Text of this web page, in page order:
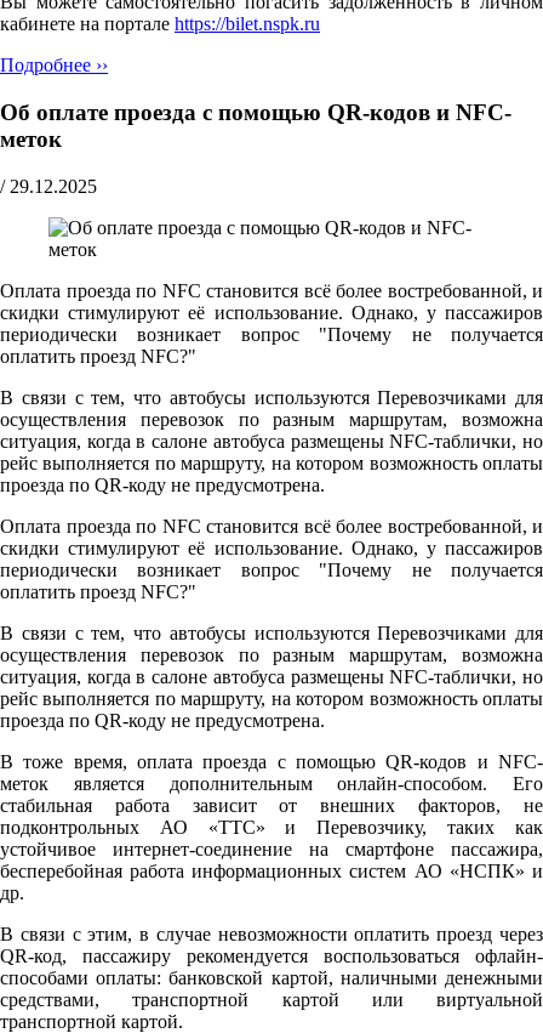
кабинете на портале https://bilet.nspk.ru
Подробнее ››
Об оплате проезда с помощью QR-кодов и NFC-
меток
/ 29.12.2025
Оплата проезда по NFC становится всё более востребованной, и
скидки стимулируют её использование. Однако, у пассажиров
периодически возникает вопрос "Почему не получается
оплатить проезд NFC?"
В связи с тем, что автобусы используются Перевозчиками для
осуществления перевозок по разным маршрутам, возможна
ситуация, когда в салоне автобуса размещены NFC-таблички, но
рейс выполняется по маршруту, на котором возможность оплаты
проезда по QR-коду не предусмотрена.
Оплата проезда по NFC становится всё более востребованной, и
скидки стимулируют её использование. Однако, у пассажиров
периодически возникает вопрос "Почему не получается
оплатить проезд NFC?"
В связи с тем, что автобусы используются Перевозчиками для
осуществления перевозок по разным маршрутам, возможна
ситуация, когда в салоне автобуса размещены NFC-таблички, но
рейс выполняется по маршруту, на котором возможность оплаты
проезда по QR-коду не предусмотрена.
В тоже время, оплата проезда с помощью QR-кодов и NFC-
меток является дополнительным онлайн-способом. Его
стабильная работа зависит от внешних факторов, не
подконтрольных АО «ТТС» и Перевозчику, таких как
устойчивое интернет-соединение на смартфоне пассажира,
бесперебойная работа информационных систем АО «НСПК» и
др.
В связи с этим, в случае невозможности оплатить проезд через
QR-код, пассажиру рекомендуется воспользоваться офлайн-
способами оплаты: банковской картой, наличными денежными
средствами, транспортной картой или виртуальной
транспортной картой.